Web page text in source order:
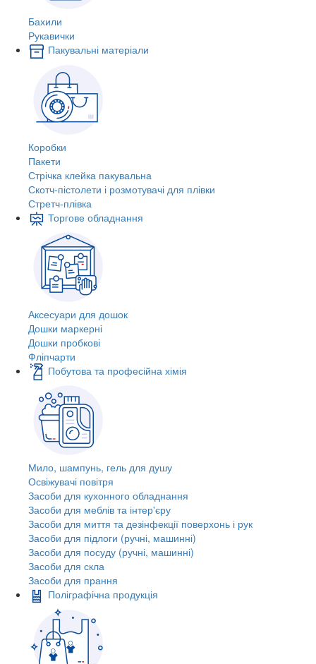
Бахили
Рукавички
Пакувальні матеріали
Коробки
Пакети
Стрічка клейка пакувальна
Скотч-пістолети і розмотувачі для плівки
Стретч-плівка
Торгове обладнання
Аксесуари для дошок
Дошки маркерні
Дошки пробкові
Фліпчарти
Побутова та професійна хімія
Мило, шампунь, гель для душу
Освіжувачі повітря
Засоби для кухонного обладнання
Засоби для меблів та інтер'єру
Засоби для миття та дезінфекції поверхонь і рук
Засоби для підлоги (ручні, машинні)
Засоби для посуду (ручні, машинні)
Засоби для скла
Засоби для прання
Поліграфічна продукція